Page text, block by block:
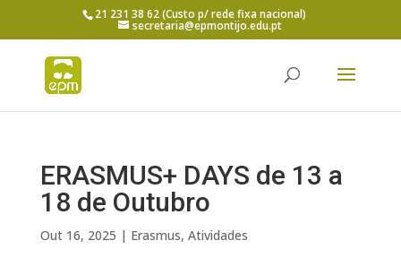
21 231 38 62 (Custo p/ rede fixa nacional)
secretaria@epmontijo.edu.pt
ERASMUS+ DAYS de 13 a
18 de Outubro
Out 16, 2025 | Erasmus, Atividades